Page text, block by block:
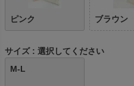
ピンク ブラウン
サイズ
選択してください
M-L